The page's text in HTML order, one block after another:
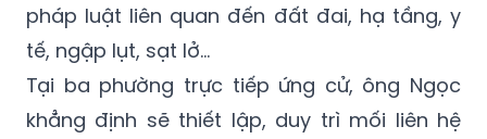
pháp luật liên quan đến đất đai, hạ tầng, y
tế, ngập lụt, sạt lở…
Tại ba phường trực tiếp ứng cử, ông Ngọc
khẳng định sẽ thiết lập, duy trì mối liên hệ